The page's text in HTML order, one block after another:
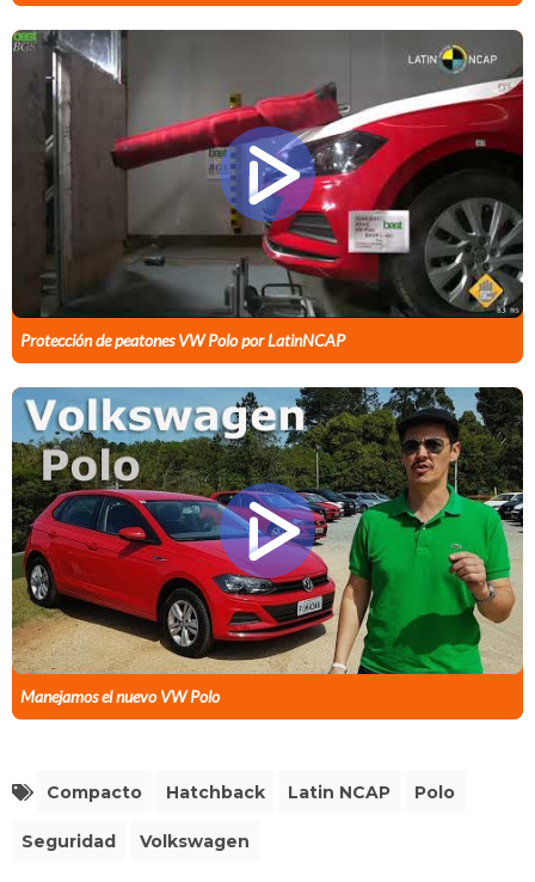
Protección de peatones VW Polo por LatinNCAP
Manejamos el nuevo VW Polo
Compacto Hatchback Latin NCAP Polo
Seguridad Volkswagen